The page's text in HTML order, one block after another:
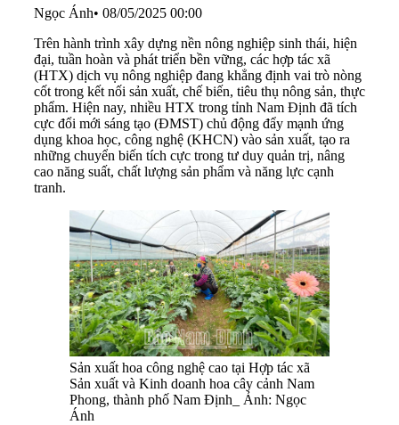
Ngọc Ánh• 08/05/2025 00:00
Trên hành trình xây dựng nền nông nghiệp sinh thái, hiện
đại, tuần hoàn và phát triển bền vững, các hợp tác xã
(HTX) dịch vụ nông nghiệp đang khẳng định vai trò nòng
cốt trong kết nối sản xuất, chế biến, tiêu thụ nông sản, thực
phẩm. Hiện nay, nhiều HTX trong tỉnh Nam Định đã tích
cực đổi mới sáng tạo (ĐMST) chủ động đẩy mạnh ứng
dụng khoa học, công nghệ (KHCN) vào sản xuất, tạo ra
những chuyển biến tích cực trong tư duy quản trị, nâng
cao năng suất, chất lượng sản phẩm và năng lực cạnh
tranh.
Sản xuất hoa công nghệ cao tại Hợp tác xã
Sản xuất và Kinh doanh hoa cây cảnh Nam
Phong, thành phố Nam Định_ Ảnh: Ngọc
Ánh